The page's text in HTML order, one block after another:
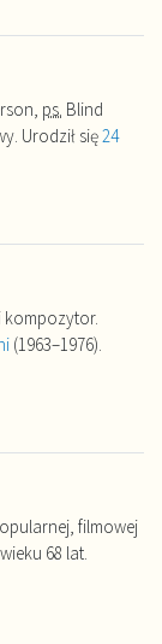
ps. Blind
Urodził się24
kompozytor.
(1963–1976).
filmowej
68 lat.